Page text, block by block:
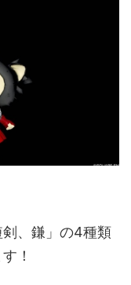
、鎌」の4種類
！